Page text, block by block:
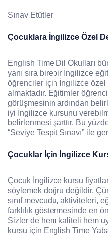
Sınav Etütleri
Çocuklara İngilizce Özel
English Time Dil Okulları
yanı sıra birebir İngilizce
öğrenciler için İngilizce özel
almaktadır. Eğitimler
görüşmesinin ardından
iyi İngilizce kursunu
belirlenmesi şarttır. Bu
“Seviye Tespit Sınavı” ile
Çocuklar İçin İngilizce
Çocuk İngilizce kursu
söylemek doğru değildir.
sınıf mevcudu, aktiviteleri,
farklılık göstermesinde en
Sizler de hem kaliteli hem
kursu için English Time